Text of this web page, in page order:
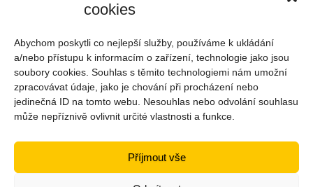
cookies
Abychom poskytli co nejlepší služby, používáme k ukládání
a/nebo přístupu k informacím o zařízení, technologie jako jsou
soubory cookies. Souhlas s těmito technologiemi nám umožní
zpracovávat údaje, jako je chování při procházení nebo
jedinečná ID na tomto webu. Nesouhlas nebo odvolání souhlasu
může nepříznivě ovlivnit určité vlastnosti a funkce.
Příjmout vše
ONÁS
Drůbežářský závod Klatovy je druhým největším
zpracovatelem kuřecího masa a výrobce uzenin z kuřecího
masa v České republice.